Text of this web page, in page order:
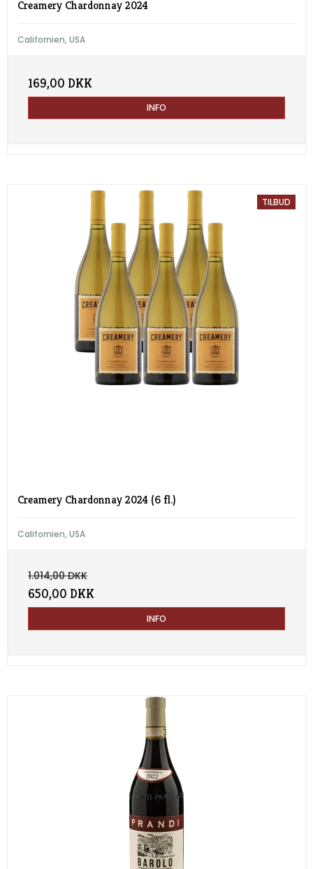
Creamery Chardonnay 2024
Californien, USA
169,00 DKK
INFO
TILBUD
Creamery Chardonnay 2024 (6 fl.)
Californien, USA
1.014,00 DKK
650,00 DKK
INFO